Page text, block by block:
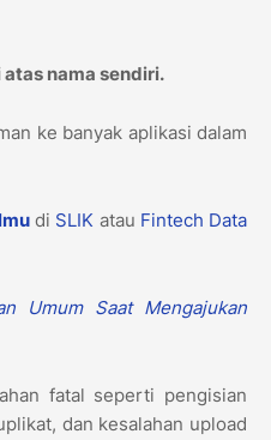
nama sendiri.
ke banyak aplikasi dalam
di SLIK atau Fintech Data
Umum Saat Mengajukan
fatal seperti pengisian
dan kesalahan upload